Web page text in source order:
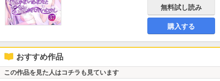
無料試し読み
購入する
おすすめ作品
この作品を見た人はコチラも見ています